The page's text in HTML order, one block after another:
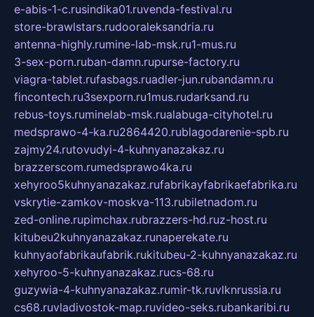
e-abis-1-c.rusindika01.ruvenda-festival.ru
store-brawlstars.rudooraleksandria.ru
antenna-highly.rumine-lab-msk.ru1-mus.ru
3-sex-porn.ruban-damn.rupurse-factory.ru
viagra-tablet.rufasbags.ruadler-jun.rubandamn.ru
fincontech.ru3sexporn.ru1mus.rudarksand.ru
rebus-toys.ruminelab-msk.rualabuga-cityhotel.ru
medsprawo-4-ka.ru2864420.rublagodarenie-spb.ru
zajmy24.rutovudyi-4-kuhnyanazakaz.ru
brazzerscom.rumedsprawo4ka.ru
xehyroo5kuhnyanazakaz.rufabrikayfabrikaefabrika.ru
vskrytie-zamkov-moskva-113.rubiletnadom.ru
zed-online.rupimchax.rubrazzers-hd.ruz-host.ru
kitubeu2kuhnyanazakaz.runaperekate.ru
kuhnyaofabrikaufabrik.rukitubeu-2-kuhnyanazakaz.ru
xehyroo-5-kuhnyanazakaz.rucs-68.ru
guzywia-4-kuhnyanazakaz.rumir-tk.ruvlknrussia.ru
cs68.ruvladivostok-map.ruvideo-seks.rubankaribi.ru